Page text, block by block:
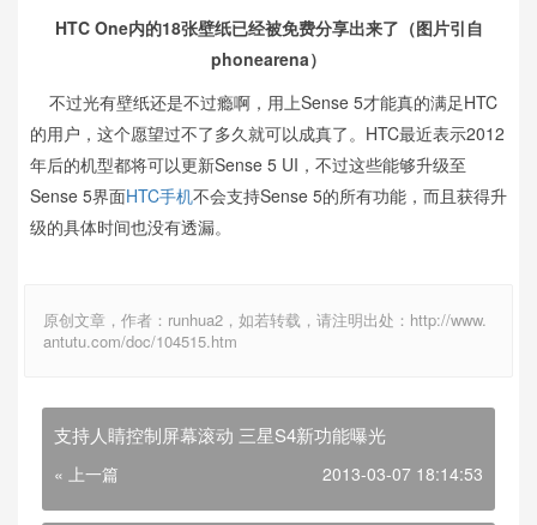
HTC One内的18张壁纸已经被免费分享出来了（图片引自
phonearena）
不过光有壁纸还是不过瘾啊，用上Sense 5才能真的满足HTC
的用户，这个愿望过不了多久就可以成真了。HTC最近表示2012
年后的机型都将可以更新Sense 5 UI，不过这些能够升级至
Sense 5界面HTC手机不会支持Sense 5的所有功能，而且获得升
级的具体时间也没有透漏。
原创文章，作者：runhua2，如若转载，请注明出处：http://www.
antutu.com/doc/104515.htm
支持人睛控制屏幕滚动 三星S4新功能曝光
« 上一篇 2013-03-07 18:14:53